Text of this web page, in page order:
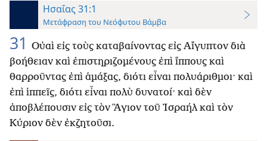
Ησαΐας 31:1
Μετάφραση του Νεόφυτου Βάμβα
31
Οὐαὶ εἰς τοὺς καταβαίνοντας εἰς Αἴγυπτον διὰ
βοήθειαν καὶ ἐπιστηριζομένους ἐπὶ ἵππους καὶ
θαρροῦντας ἐπὶ ἁμάξας, διότι εἶναι πολυάριθμοι· καὶ
ἐπὶ ἱππεῖς, διότι εἶναι πολὺ δυνατοί· καὶ δὲν
ἀποβλέπουσιν εἰς τὸν Ἃγιον τοῦ Ἰσραήλ καὶ τὸν
Κύριον δὲν ἐκζητοῦσι.